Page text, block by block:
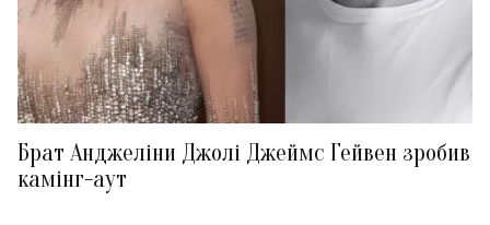
Брат Анджеліни Джолі Джеймс Гейвен зробив
камінг-аут